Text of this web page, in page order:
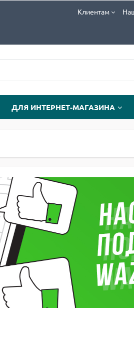
Клиентам
ДЛЯ ИНТЕРНЕТ-МАГАЗИНА